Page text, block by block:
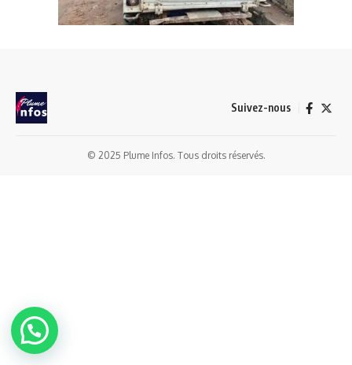
Suivez-nous
© 2025 Plume Infos. Tous droits réservés.